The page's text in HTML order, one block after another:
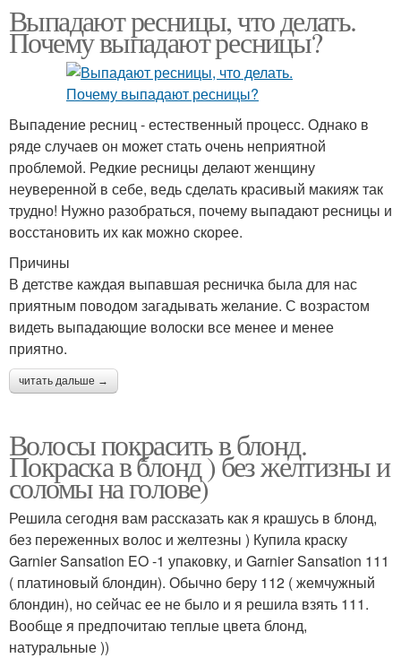
Выпадают ресницы, что делать.
Почему выпадают ресницы?
Выпадение ресниц - естественный процесс. Однако в
ряде случаев он может стать очень неприятной
проблемой. Редкие ресницы делают женщину
неуверенной в себе, ведь сделать красивый макияж так
трудно! Нужно разобраться, почему выпадают ресницы и
восстановить их как можно скорее.
Причины
В детстве каждая выпавшая ресничка была для нас
приятным поводом загадывать желание. С возрастом
видеть выпадающие волоски все менее и менее
приятно.
читать дальше →
Волосы покрасить в блонд.
Покраска в блонд ) без желтизны и
соломы на голове)
Решила сегодня вам рассказать как я крашусь в блонд,
без переженных волос и желтезны ) Купила краску
Garnier Sansation EO -1 упаковку, и Garnier Sansation 111
( платиновый блондин). Обычно беру 112 ( жемчужный
блондин), но сейчас ее не было и я решила взять 111.
Вообще я предпочитаю теплые цвета блонд,
натуральные ))